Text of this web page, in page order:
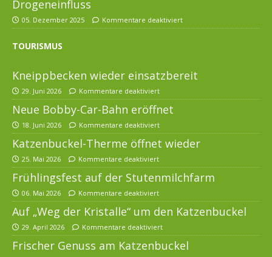
Drogeneinfluss
05. Dezember 2025 Kommentare deaktiviert
TOURISMUS
Kneippbecken wieder einsatzbereit
29. Juni 2026 Kommentare deaktiviert
Neue Bobby-Car-Bahn eröffnet
18. Juni 2026 Kommentare deaktiviert
Katzenbuckel-Therme öffnet wieder
25. Mai 2026 Kommentare deaktiviert
Frühlingsfest auf der Stutenmilchfarm
06. Mai 2026 Kommentare deaktiviert
Auf „Weg der Kristalle“ um den Katzenbuckel
29. April 2026 Kommentare deaktiviert
Frischer Genuss am Katzenbuckel